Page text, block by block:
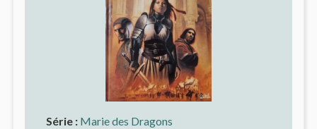
Série : Marie des Dragons